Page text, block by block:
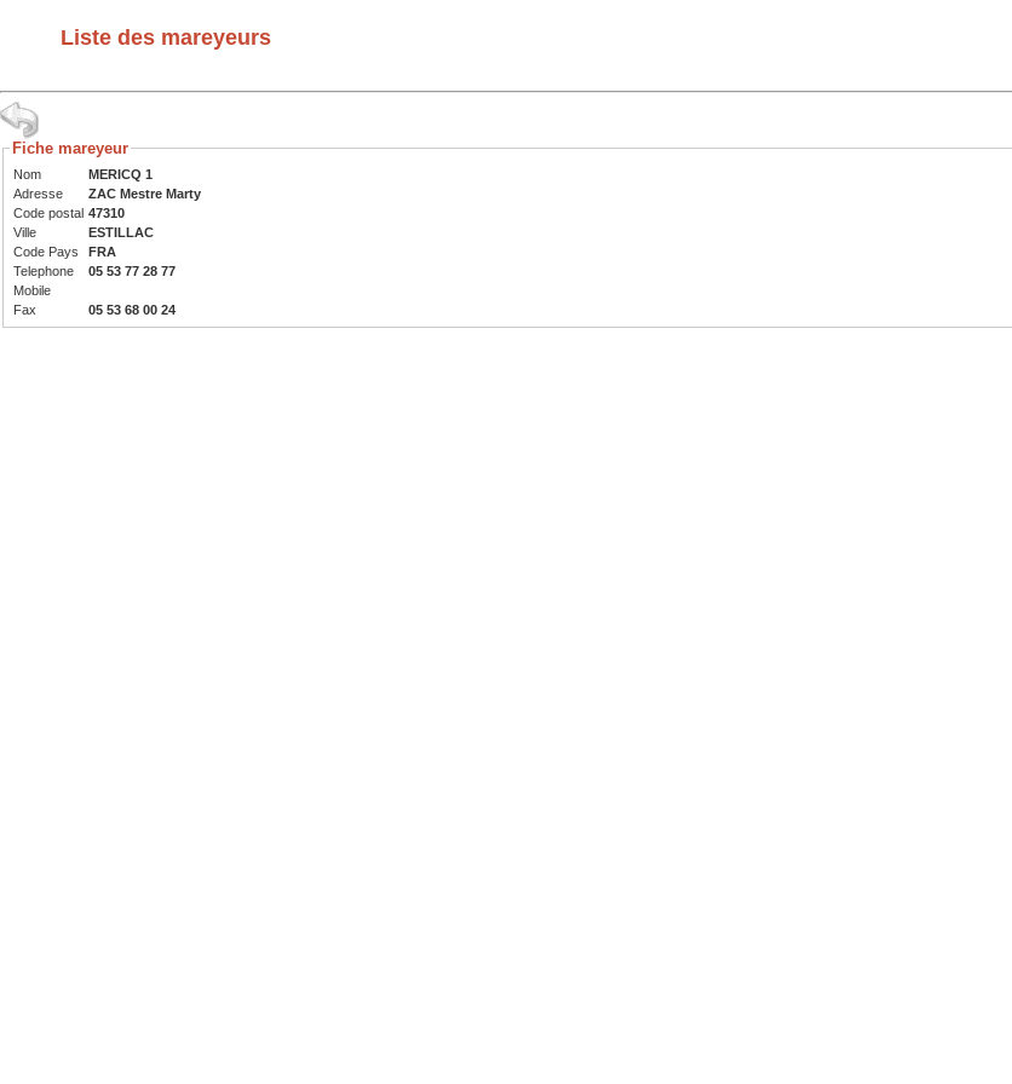
Liste des mareyeurs
Fiche mareyeur
Nom
MERICQ 1
Adresse
ZAC Mestre Marty
Code postal 47310
Ville
ESTILLAC
Code Pays
FRA
Telephone
05 53 77 28 77
Mobile
Fax
05 53 68 00 24